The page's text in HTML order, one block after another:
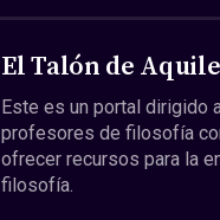
El Talón de
Este es un portal dirigido
profesores de filosofía
ofrecer recursos para la
filosofía.